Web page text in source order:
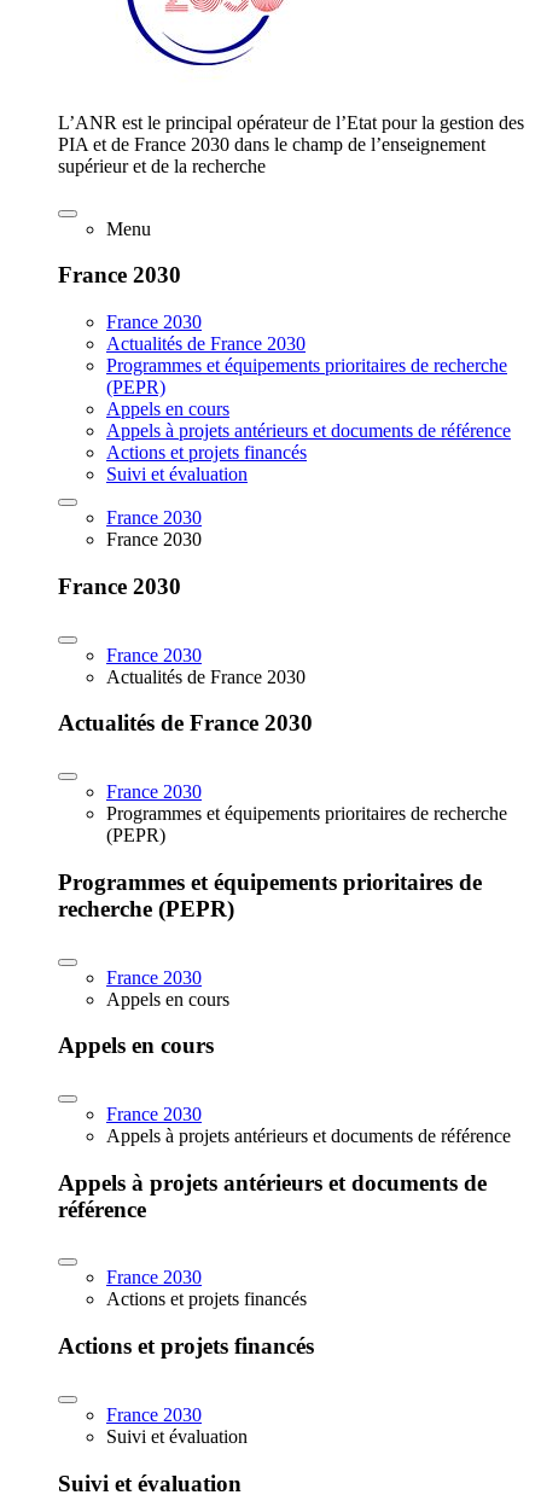
L’ANR est le principal opérateur de l’Etat pour la gestion des
PIA et de France 2030 dans le champ de l’enseignement
supérieur et de la recherche
Menu
France 2030
France 2030
Actualités de France 2030
Programmes et équipements prioritaires de recherche
(PEPR)
Appels en cours
Appels à projets antérieurs et documents de référence
Actions et projets financés
Suivi et évaluation
France 2030
France 2030
France 2030
France 2030
Actualités de France 2030
Actualités de France 2030
France 2030
Programmes et équipements prioritaires de recherche
(PEPR)
Programmes et équipements prioritaires de
recherche (PEPR)
France 2030
Appels en cours
Appels en cours
France 2030
Appels à projets antérieurs et documents de référence
Appels à projets antérieurs et documents de
référence
France 2030
Actions et projets financés
Actions et projets financés
France 2030
Suivi et évaluation
Suivi et évaluation